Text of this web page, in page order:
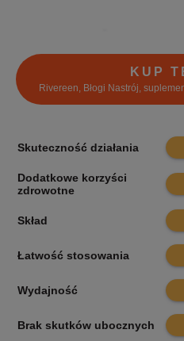
KUP
Rivereen, Błogi Nastrój,
Skuteczność działania 9.9
Dodatkowe korzyści
zdrowotne
9.7
Skład 9.7
Łatwość stosowania 10
Wydajność 9.8
Brak skutków ubocznych 9.9